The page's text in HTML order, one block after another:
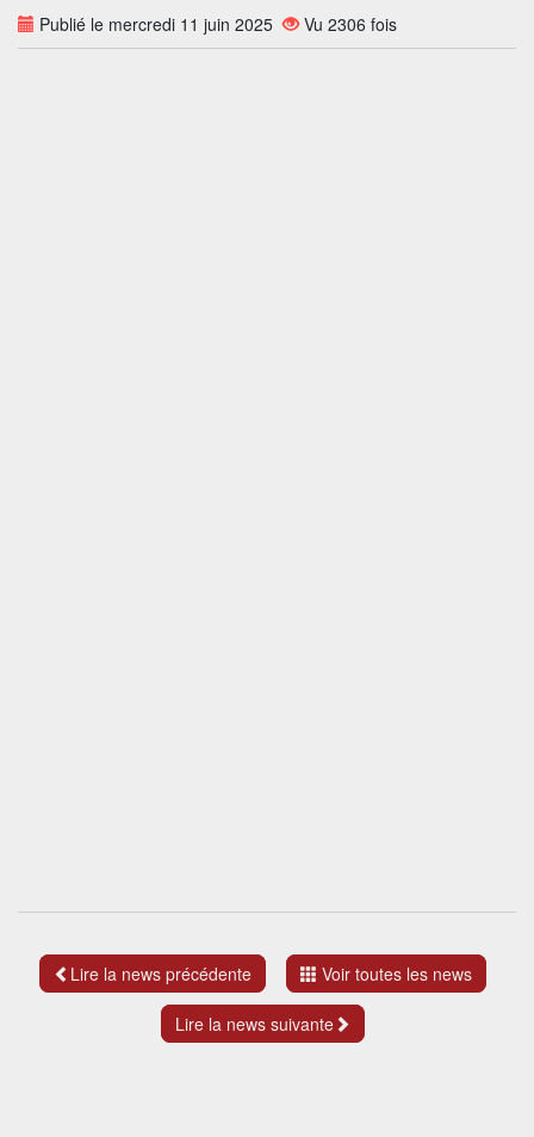
Publié le mercredi 11 juin 2025 Vu 2306 fois
Lire la news précédente Voir toutes les news
Lire la news suivante